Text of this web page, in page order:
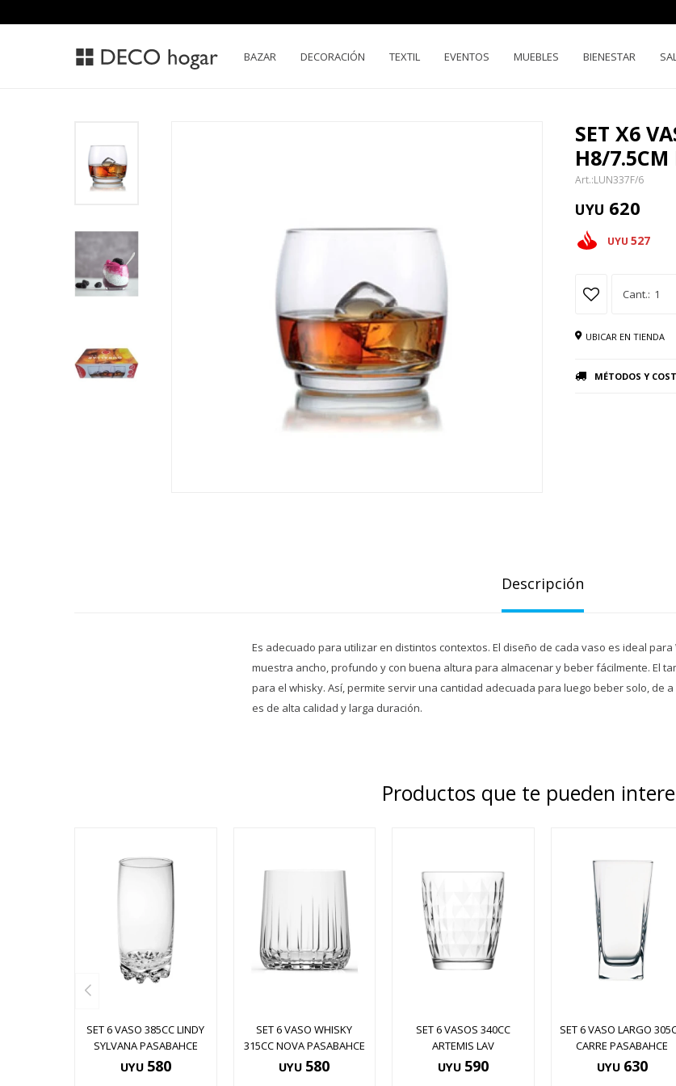
BAZAR DECORACIÓN TEXTIL EVENTOS MUEBLES BIENESTAR
SET X6
H8/7.5CM
LUN337F/6
UYU 620
UYU 527
1
UBICAR EN TIENDA
MÉTODOS Y
Descripción
Es adecuado para utilizar en distintos contextos. El diseño de cada vaso es ideal
muestra ancho, profundo y con buena altura para almacenar y beber fácilmente. El
para el whisky. Así, permite servir una cantidad adecuada para luego beber solo, de
es de alta calidad y larga duración.
Productos que te pueden
SET 6 VASO 385CC LINDY
SYLVANA PASABAHCE
UYU 580
SET 6 VASO WHISKY
315CC NOVA PASABAHCE
UYU 580
SET 6 VASOS 340CC
ARTEMIS LAV
UYU 590
SET 6 VASO LARGO
CARRE PASABAHCE
UYU 630